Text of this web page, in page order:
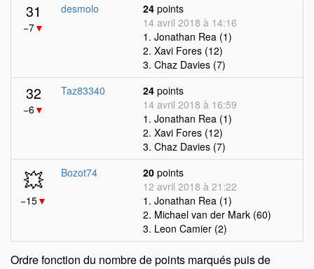
31
−7▼
desmolo 24 points
14 avril 2018 à 14:16
1. Jonathan Rea (1)
2. Xavi Fores (12)
3. Chaz Davies (7)
32
−6▼
Taz83340 24 points
14 avril 2018 à 16:59
1. Jonathan Rea (1)
2. Xavi Fores (12)
3. Chaz Davies (7)
💥
−15▼
Bozot74 20 points
12 avril 2018 à 21:22
1. Jonathan Rea (1)
2. Michael van der Mark (60)
3. Leon Camier (2)
Ordre fonction du nombre de points marqués puis de